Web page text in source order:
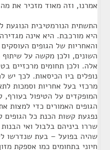
אמרנו, וזה מאוד מזכיר את
התשתית הנורמטיבית הנוגעת
היא מורכבת. היא אינה
והאחריות של הגופים
השונים, ולכן מקשה על שיתוף
אלה. ולכן תחומים מרכזיים
נופלים ביו הכיסאות. לכך יש
מרכזי בעל אחריות וסמכות
המופקדים על הטיפול בעורף,
הגופים האמורים כדי למצות
נפגעת קשות הכנת כל
שררו ביניהם בלבול ואי
שהיה בפועל – בעת שנדרשו
חיוני בתחומים כמו אספקת